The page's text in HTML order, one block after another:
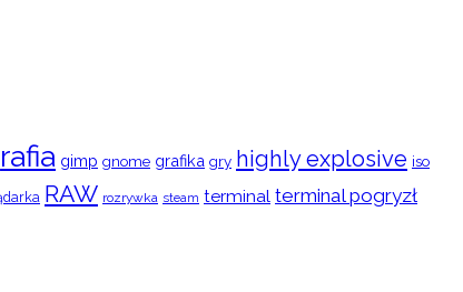
gimp gnome grafika gry highly explosive iso
RAW rozrywka steam terminal terminal pogryzł